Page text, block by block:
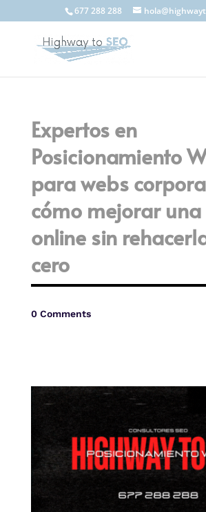
677 288 288
Expertos en
Posicionamiento
para webs
cómo mejorar
online sin
cero
0 Comments